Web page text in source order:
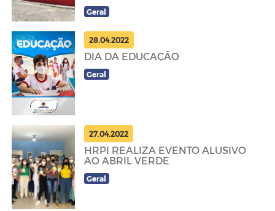
Geral
28.04.2022
DIA DA EDUCAÇÃO
Geral
27.04.2022
HRPI REALIZA EVENTO ALUSIVO
AO ABRIL VERDE
Geral